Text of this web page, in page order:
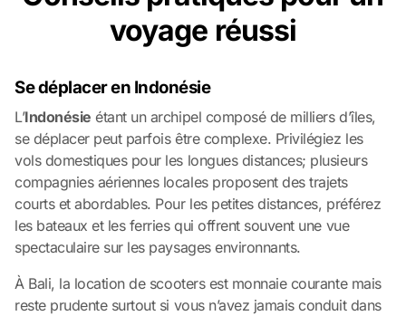
voyage réussi
Se déplacer en Indonésie
L’Indonésie étant un archipel composé de milliers d’îles,
se déplacer peut parfois être complexe. Privilégiez les
vols domestiques pour les longues distances; plusieurs
compagnies aériennes locales proposent des trajets
courts et abordables. Pour les petites distances, préférez
les bateaux et les ferries qui offrent souvent une vue
spectaculaire sur les paysages environnants.
À Bali, la location de scooters est monnaie courante mais
reste prudente surtout si vous n’avez jamais conduit dans